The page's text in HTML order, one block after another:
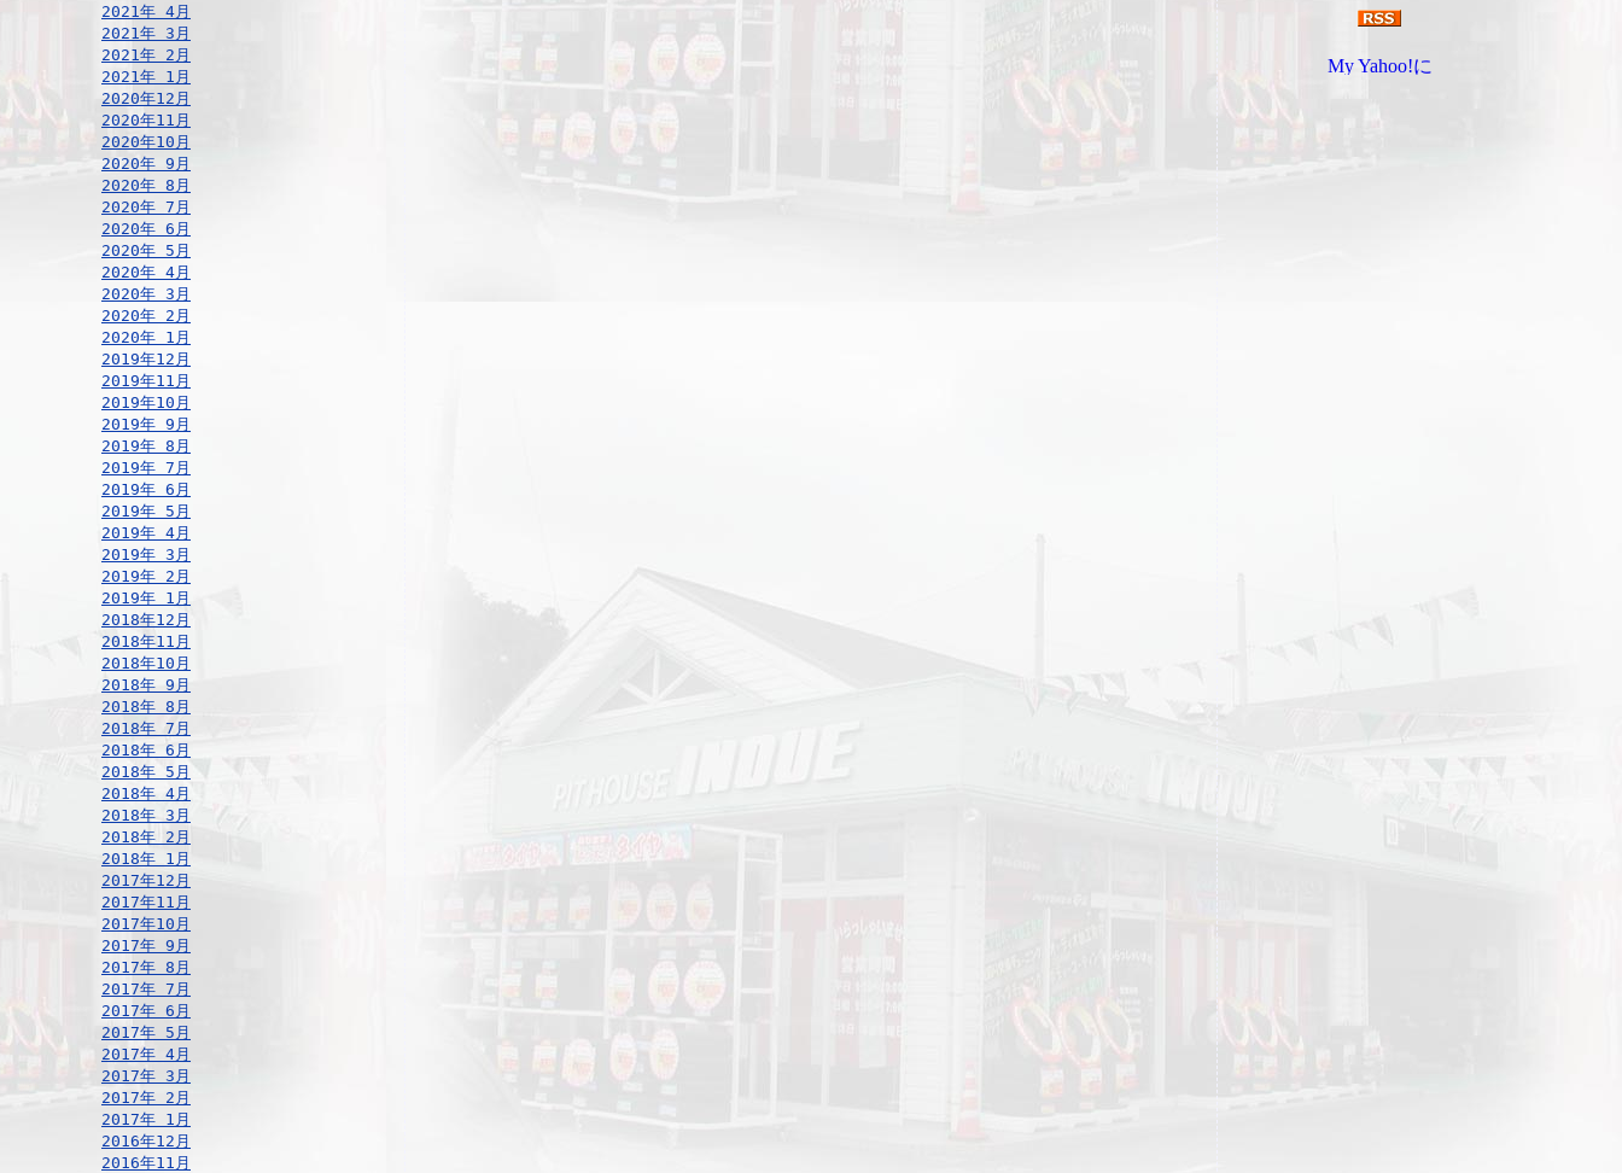
2021年 4月
2021年 3月
2021年 2月
2021年 1月
2020年12月
2020年11月
2020年10月
2020年 9月
2020年 8月
2020年 7月
2020年 6月
2020年 5月
2020年 4月
2020年 3月
2020年 2月
2020年 1月
2019年12月
2019年11月
2019年10月
2019年 9月
2019年 8月
2019年 7月
2019年 6月
2019年 5月
2019年 4月
2019年 3月
2019年 2月
2019年 1月
2018年12月
2018年11月
2018年10月
2018年 9月
2018年 8月
2018年 7月
2018年 6月
2018年 5月
2018年 4月
2018年 3月
2018年 2月
2018年 1月
2017年12月
2017年11月
2017年10月
2017年 9月
2017年 8月
2017年 7月
2017年 6月
2017年 5月
2017年 4月
2017年 3月
2017年 2月
2017年 1月
2016年12月
2016年11月